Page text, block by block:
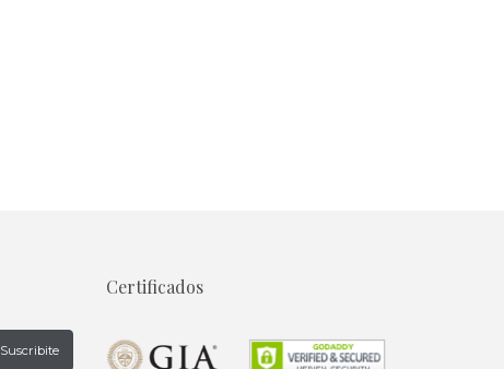
Suscribite
Certificados